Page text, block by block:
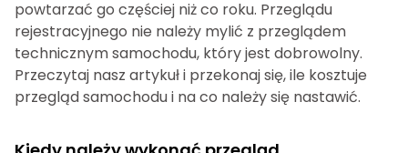
powtarzać go częściej niż co roku. Przeglądu
rejestracyjnego nie należy mylić z przeglądem
technicznym samochodu, który jest dobrowolny.
Przeczytaj nasz artykuł i przekonaj się, ile kosztuje
przegląd samochodu i na co należy się nastawić.